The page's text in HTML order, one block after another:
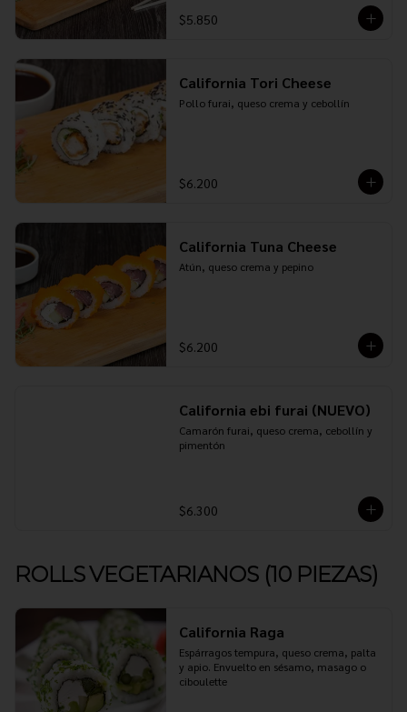
$5.850
California Tori Cheese
Pollo furai, queso crema y cebollín
$6.200
California Tuna Cheese
Atún, queso crema y pepino
$6.200
California ebi furai (NUEVO)
Camarón furai, queso crema, cebollín y
pimentón
$6.300
ROLLS VEGETARIANOS (10 PIEZAS)
California Raga
Espárragos tempura, queso crema, palta
y apio. Envuelto en sésamo, masago o
ciboulette